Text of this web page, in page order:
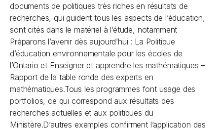
documents de politiques très riches en résultats de
recherches, qui guident tous les aspects de l’éducation,
sont cités dans le matériel à l’étude, notamment
Préparons l’avenir dès aujourd’hui : La Politique
d’éducation environnementale pour les écoles de
l’Ontario et Enseigner et apprendre les mathématiques –
Rapport de la table ronde des experts en
mathématiques.Tous les programmes font usage des
portfolios, ce qui correspond aux résultats des
recherches actuelles et aux politiques du
Ministère.D’autres exemples confirment l’application des